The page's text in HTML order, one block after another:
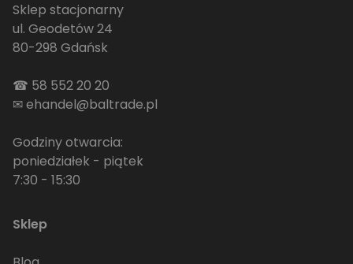
Sklep stacjonarny
ul. Geodetów 24
80-298 Gdańsk
☎ 58 552 20 20
✉ehandel@baltrade.pl
Godziny otwarcia:
poniedziałek - piątek
7:30 - 15:30
Sklep